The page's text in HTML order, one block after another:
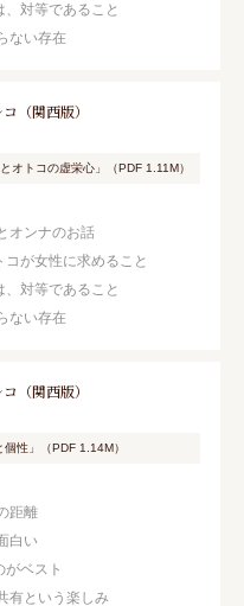
対等であること
ない存在
（関西版）
オトコの虚栄心」（PDF 1.11M）
オンナのお話
が女性に求めること
対等であること
ない存在
（関西版）
性」（PDF 1.14M）
距離
白い
がベスト
有という楽しみ